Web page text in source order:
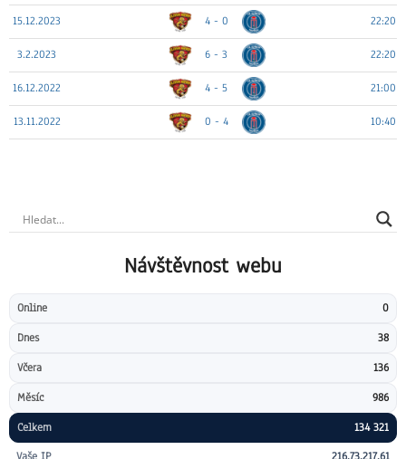
15.12.2023 4 - 0 22:20
3.2.2023 6 - 3 22:20
16.12.2022 4 - 5 21:00
13.11.2022 0 - 4 10:40
Návštěvnost webu
Online 0
Dnes 38
Včera 136
Měsíc 986
Celkem
134 321